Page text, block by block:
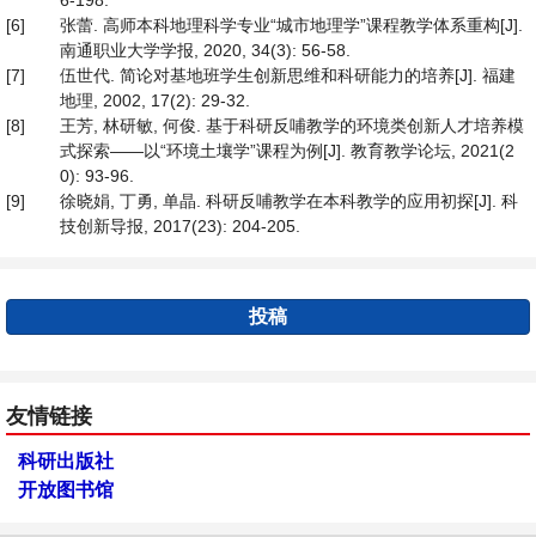
[6]
张蕾. 高师本科地理科学专业“城市地理学”课程教学体系重构[J].
南通职业大学学报, 2020, 34(3): 56-58.
[7]
伍世代. 简论对基地班学生创新思维和科研能力的培养[J]. 福建
地理, 2002, 17(2): 29-32.
[8]
王芳, 林研敏, 何俊. 基于科研反哺教学的环境类创新人才培养模
式探索——以“环境土壤学”课程为例[J]. 教育教学论坛, 2021(2
0): 93-96.
[9]
徐晓娟, 丁勇, 单晶. 科研反哺教学在本科教学的应用初探[J]. 科
技创新导报, 2017(23): 204-205.
投稿
友情链接
科研出版社
开放图书馆